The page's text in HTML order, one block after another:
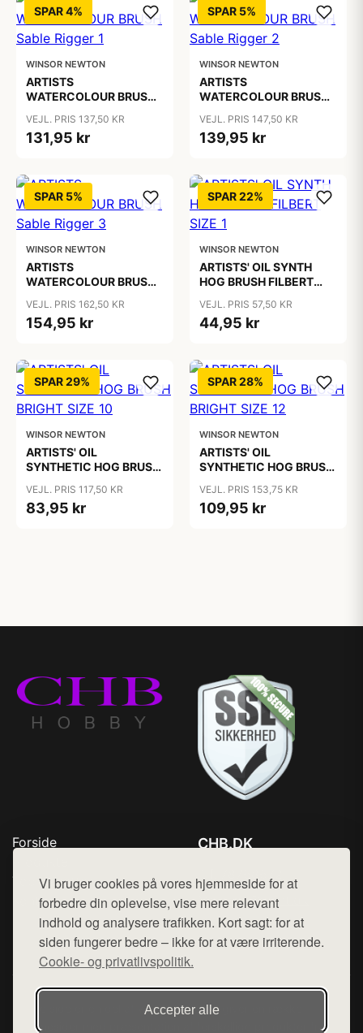
Vi bruger cookies på vores hjemmeside for at
forbedre din oplevelse, vise mere relevant
indhold og analysere trafikken. Kort sagt: for at
siden fungerer bedre – ikke for at være irriterende.
Cookie- og privatlivspolitik.
Accepter alle
SPAR 4%
WINSOR NEWTON
ARTISTS
WATERCOLOUR BRUSH
VEJL. PRIS 137,50 KR
131,95 kr
SPAR 5%
WINSOR NEWTON
ARTISTS
WATERCOLOUR BRUSH
VEJL. PRIS 147,50 KR
139,95 kr
SPAR 5%
WINSOR NEWTON
ARTISTS
WATERCOLOUR BRUSH
VEJL. PRIS 162,50 KR
154,95 kr
SPAR 22%
WINSOR NEWTON
ARTISTS' OIL SYNTH
HOG BRUSH FILBERT
VEJL. PRIS 57,50 KR
44,95 kr
SPAR 29%
WINSOR NEWTON
ARTISTS' OIL
SYNTHETIC HOG BRUSH
VEJL. PRIS 117,50 KR
83,95 kr
SPAR 28%
WINSOR NEWTON
ARTISTS' OIL
SYNTHETIC HOG BRUSH
VEJL. PRIS 153,75 KR
109,95 kr
Forside
Top Rabatter
Kontakt
CHB.DK
Mail: hej@want.dk
Cookie- og privatlivspolitik
Denne side er en del af want.dk, der udgiver en række
hjemmesider med præsentation af forskellige produkter fra